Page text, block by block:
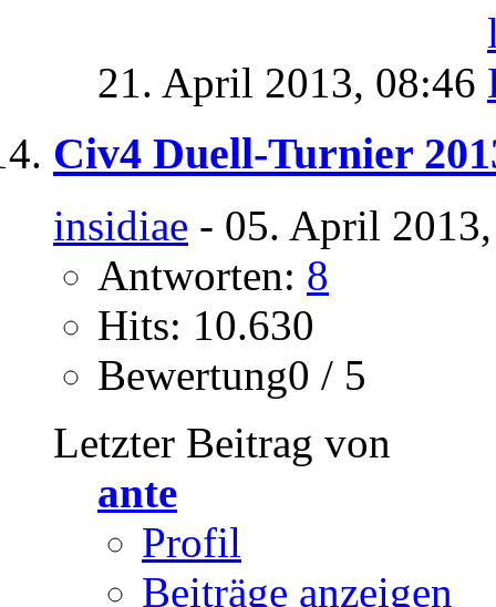
21. April 2013, 08:46
Civ4 Duell-Turnier
insidiae - 05. April
Antworten: 8
Hits: 10.630
Bewertung0 / 5
Letzter Beitrag von
ante
Profil
Beiträge anzeigen